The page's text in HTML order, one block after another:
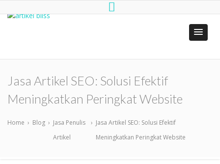
artikel bliss
Jasa Penulis Artikel SEO
Jasa Artikel SEO: Solusi Efektif
Meningkatkan Peringkat Website
Home › Blog › Jasa Penulis
Artikel
› Jasa Artikel SEO: Solusi Efektif
Meningkatkan Peringkat Website